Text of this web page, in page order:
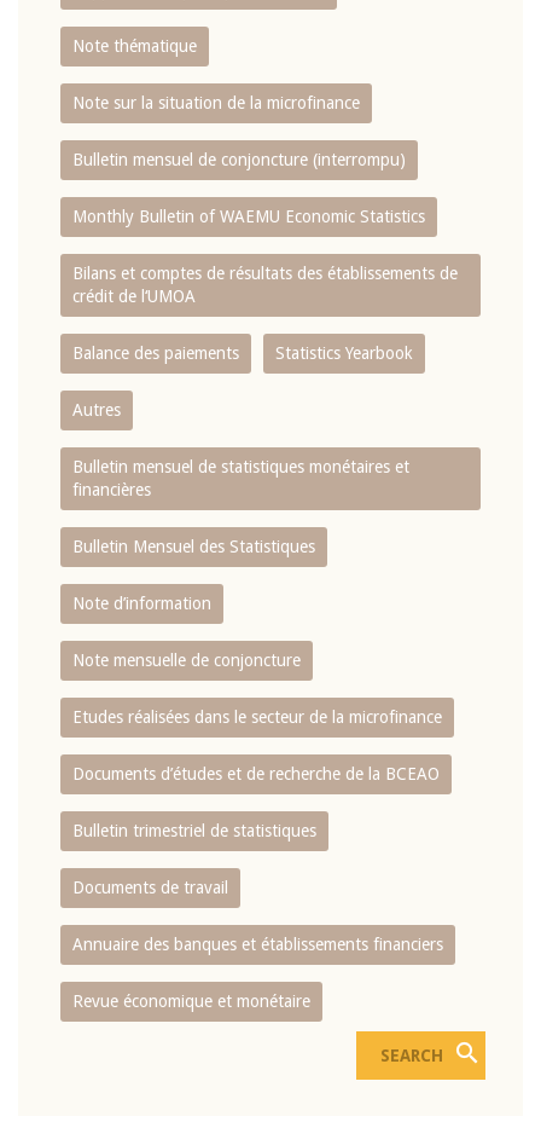
Note thématique
Note sur la situation de la microfinance
Bulletin mensuel de conjoncture (interrompu)
Monthly Bulletin of WAEMU Economic Statistics
Bilans et comptes de résultats des établissements de
crédit de l‘UMOA
Balance des paiements Statistics Yearbook
Autres
Bulletin mensuel de statistiques monétaires et
financières
Bulletin Mensuel des Statistiques
Note d’information
Note mensuelle de conjoncture
Etudes réalisées dans le secteur de la microfinance
Documents d’études et de recherche de la BCEAO
Bulletin trimestriel de statistiques
Documents de travail
Annuaire des banques et établissements financiers
Revue économique et monétaire